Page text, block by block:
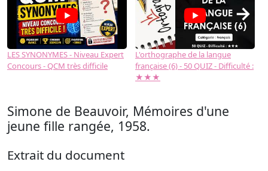
LES SYNONYMES - Niveau Expert
Concours - QCM très difficile
L'orthographe de la langue
française (6) - 50 QUIZ - Difficulté :
★★★
→
Simone de Beauvoir, Mémoires d'une
jeune fille rangée, 1958.
Extrait du document